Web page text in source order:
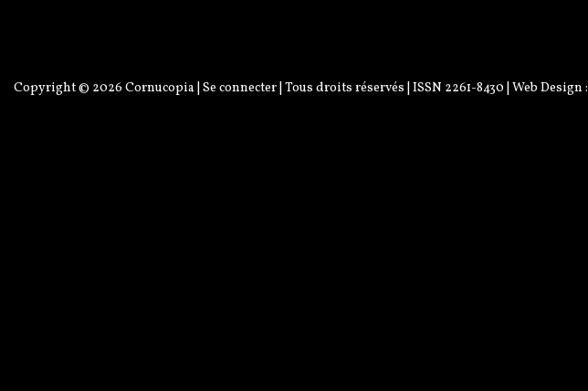
Copyright © 2026 Cornucopia Se connecter | Tous droits réservés | ISSN 2261-8430 | Web Design :